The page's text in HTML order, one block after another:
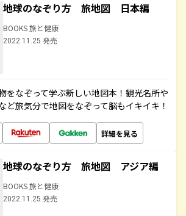
地球のなぞり方 旅地図 日本編
BOOKS 旅と健康
2022.11.25 発売
をなぞって学ぶ新しい地図本！観光名所や
ど旅気分で地図をなぞって脳もイキイキ！
詳細を見る
地球のなぞり方 旅地図 アジア編
BOOKS 旅と健康
2022.11.25 発売